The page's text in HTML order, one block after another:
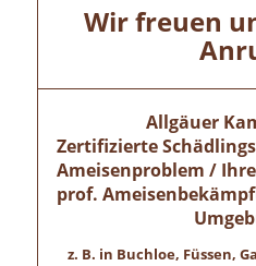
Wir freuen
Allgäuer
Zertifizierte
Ameisenproblem /
prof.
z. B. in Buchloe, Füssen,